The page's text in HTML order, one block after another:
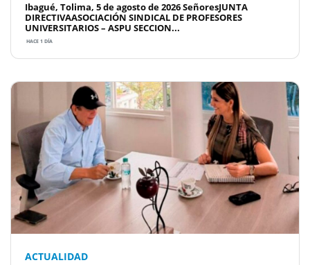
Ibagué, Tolima, 5 de agosto de 2026 SeñoresJUNTA
DIRECTIVAASOCIACIÓN SINDICAL DE PROFESORES
UNIVERSITARIOS – ASPU SECCION...
HACE 1 DÍA
ACTUALIDAD